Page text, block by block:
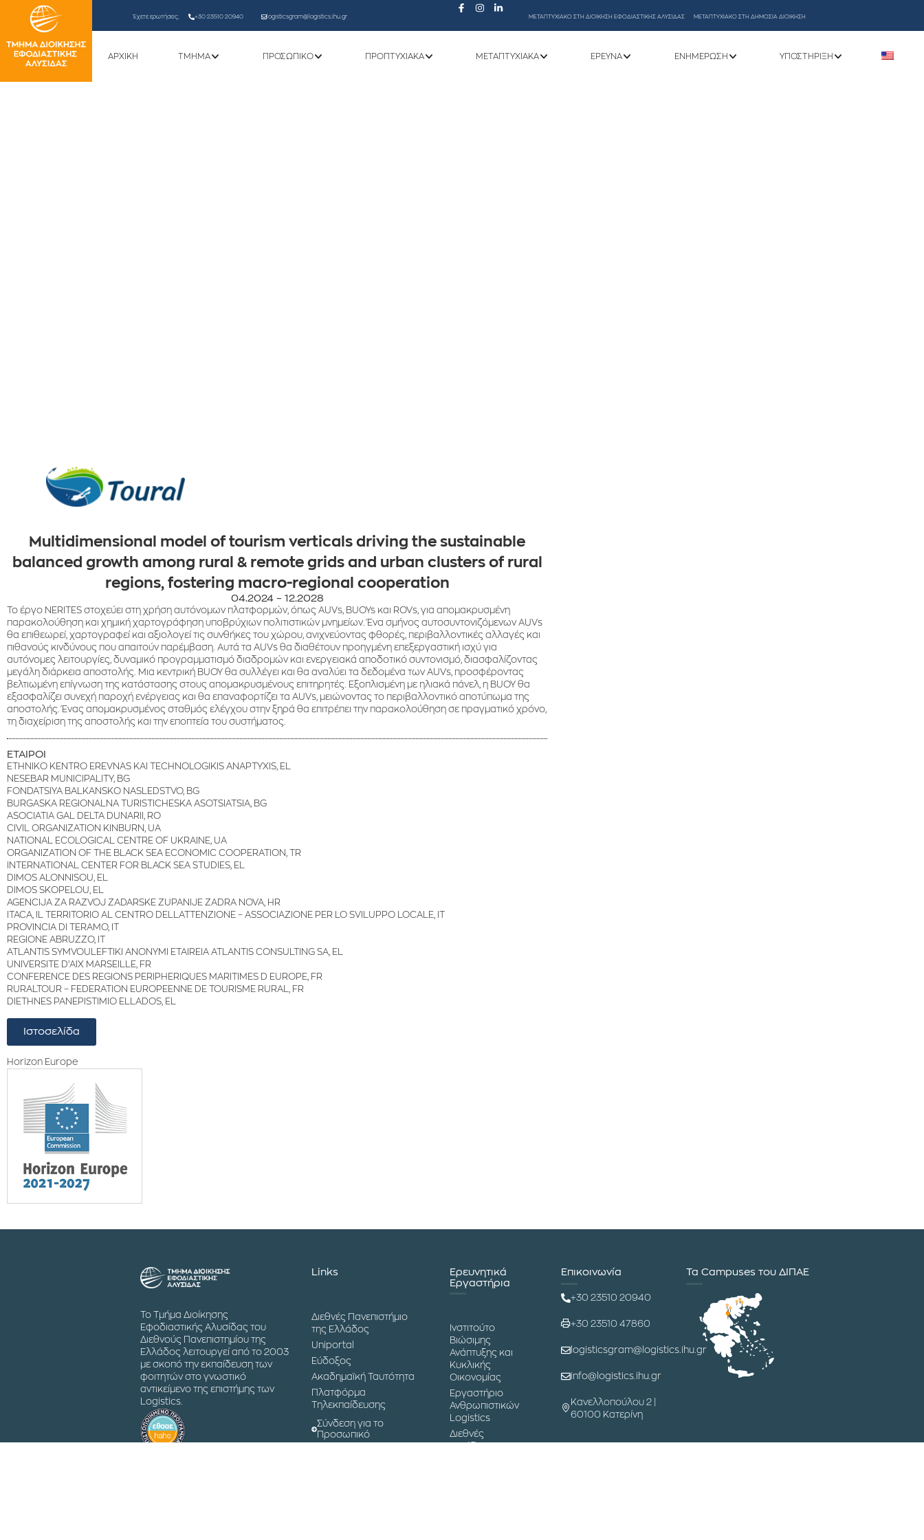
Έχετε ερωτήσεις; +30 23510 20940 logisticsgram@logistics.ihu.gr ΜΕΤΑΠΤΥΧΙΑΚΟ ΣΤΗ ΔΙΟΙΚΗΣΗ ΕΦΟΔΙΑΣΤΙΚΗΣ ΑΛΥΣΙΔΑΣ ΜΕΤΑΠΤΥΧΙΑΚΟ ΣΤΗ ΔΗΜΟΣΙΑ ΔΙΟΙΚΗΣΗ
ΑΡΧΙΚΗ ΤΜΗΜΑ ΠΡΟΣΩΠΙΚΌ ΠΡΟΠΤΥΧΙΑΚΆ ΜΕΤΑΠΤΥΧΙΑΚΆ ΕΡΕΥΝΑ ΕΝΗΜΈΡΩΣΗ ΥΠΟΣΤΉΡΙΞΗ
Multidimensional model of tourism verticals driving the sustainable
balanced growth among rural & remote grids and urban clusters of rural
regions, fostering macro-regional cooperation
04.2024 – 12.2028
Το έργο ΝERITES στοχεύει στη χρήση αυτόνομων πλατφορμών, όπως AUVs, BUOYs και ROVs, για απομακρυσμένη
παρακολούθηση και χημική χαρτογράφηση υποβρύχιων πολιτιστικών μνημείων. Ένα σμήνος αυτοσυντονιζόμενων AUVs
θα επιθεωρεί, χαρτογραφεί και αξιολογεί τις συνθήκες του χώρου, ανιχνεύοντας φθορές, περιβαλλοντικές αλλαγές και
πιθανούς κινδύνους που απαιτούν παρέμβαση. Αυτά τα AUVs θα διαθέτουν προηγμένη επεξεργαστική ισχύ για
αυτόνομες λειτουργίες, δυναμικό προγραμματισμό διαδρομών και ενεργειακά αποδοτικό συντονισμό, διασφαλίζοντας
μεγάλη διάρκεια αποστολής. Μια κεντρική BUOY θα συλλέγει και θα αναλύει τα δεδομένα των AUVs, προσφέροντας
βελτιωμένη επίγνωση της κατάστασης στους απομακρυσμένους επιτηρητές. Εξοπλισμένη με ηλιακά πάνελ, η BUOY θα
εξασφαλίζει συνεχή παροχή ενέργειας και θα επαναφορτίζει τα AUVs, μειώνοντας το περιβαλλοντικό αποτύπωμα της
αποστολής. Ένας απομακρυσμένος σταθμός ελέγχου στην ξηρά θα επιτρέπει την παρακολούθηση σε πραγματικό χρόνο,
τη διαχείριση της αποστολής και την εποπτεία του συστήματος.
ΕΤΑΙΡΟΙ
ETHNIKO KENTRO EREVNAS KAI TECHNOLOGIKIS ANAPTYXIS, EL
NESEBAR MUNICIPALITY, BG
FONDATSIYA BALKANSKO NASLEDSTVO, BG
BURGASKA REGIONALNA TURISTICHESKA ASOTSIATSIA, BG
ASOCIATIA GAL DELTA DUNARII, RO
CIVIL ORGANIZATION KINBURN, UA
NATIONAL ECOLOGICAL CENTRE OF UKRAINE, UA
ORGANIZATION OF THE BLACK SEA ECONOMIC COOPERATION, TR
INTERNATIONAL CENTER FOR BLACK SEA STUDIES, EL
DIMOS ALONNISOU, EL
DIMOS SKOPELOU, EL
AGENCIJA ZA RAZVOJ ZADARSKE ZUPANIJE ZADRA NOVA, HR
ITACA, IL TERRITORIO AL CENTRO DELLATTENZIONE – ASSOCIAZIONE PER LO SVILUPPO LOCALE, IT
PROVINCIA DI TERAMO, IT
REGIONE ABRUZZO, IT
ATLANTIS SYMVOULEFTIKI ANONYMI ETAIREIA ATLANTIS CONSULTING SA, EL
UNIVERSITE D’AIX MARSEILLE, FR
CONFERENCE DES REGIONS PERIPHERIQUES MARITIMES D EUROPE, FR
RURALTOUR – FEDERATION EUROPEENNE DE TOURISME RURAL, FR
DIETHNES PANEPISTIMIO ELLADOS, EL
Ιστοσελίδα
Horizon Europe
Το Τμήμα Διοίκησης
Εφοδιαστικής Αλυσίδας του
Διεθνούς Πανεπιστημίου της
Ελλάδος λειτουργεί από το 2003
με σκοπό την εκπαίδευση των
φοιτητών στο γνωστικό
αντικείμενο της επιστήμης των
Logistics.
Links
Διεθνές Πανεπιστήμιο
της Ελλάδος
Uniportal
Εύδοξος
Ακαδημαϊκή Ταυτότητα
Πλατφόρμα
Τηλεκπαίδευσης
Σύνδεση για το
Προσωπικό
Ερευνητικά
Εργαστήρια
Ινστιτούτο
Βιώσιμης
Ανάπτυξης και
Κυκλικής
Οικονομίας
Εργαστήριο
Ανθρωπιστικών
Logistics
Διεθνές
Επικοινωνία
+30 23510 20940
+30 23510 47860
logisticsgram@logistics.ihu.gr
info@logistics.ihu.gr
Κανελλοπούλου 2 |
60100 Κατερίνη
Τα Campuses του ΔΙΠΑΕ